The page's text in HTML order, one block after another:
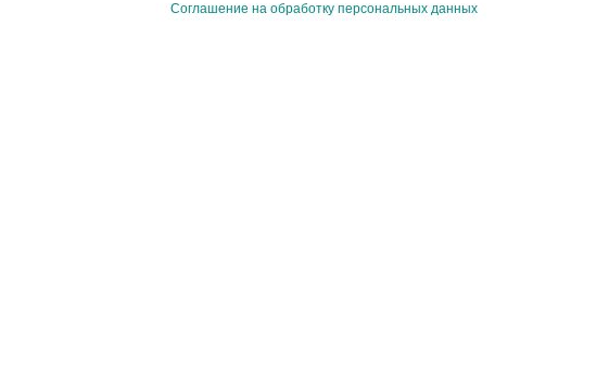
Соглашение на обработку персональных данных